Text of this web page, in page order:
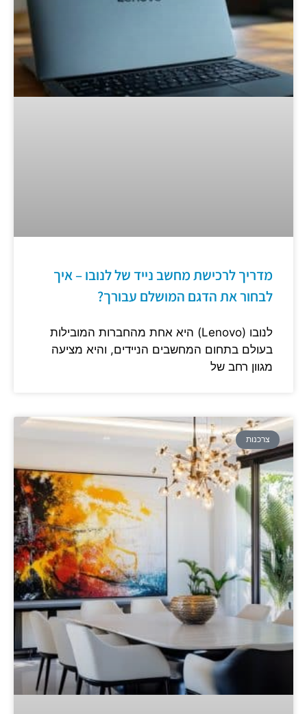
מדריך לרכישת מחשב נייד של לנובו – איך
לבחור את הדגם המושלם עבורך?
לנובו (Lenovo) היא אחת מהחברות המובילות
בעולם בתחום המחשבים הניידים, והיא מציעה
מגוון רחב של
צרכנות